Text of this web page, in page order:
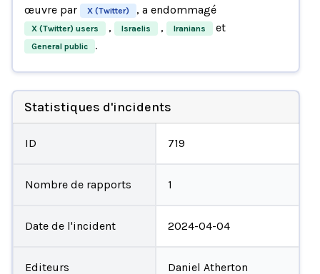
œuvre par
X (Twitter) , a endommagé
X (Twitter) users , Israelis , Iranians et
General public .
Statistiques d'incidents
ID 719
Nombre de rapports 1
Date de l'incident 2024-04-04
Editeurs Daniel Atherton